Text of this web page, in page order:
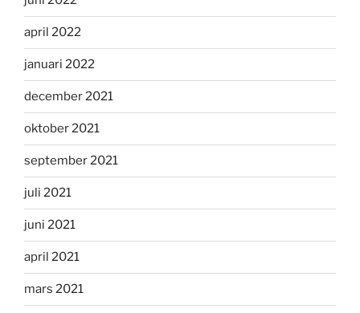
april 2022
januari 2022
december 2021
oktober 2021
september 2021
juli 2021
juni 2021
april 2021
mars 2021